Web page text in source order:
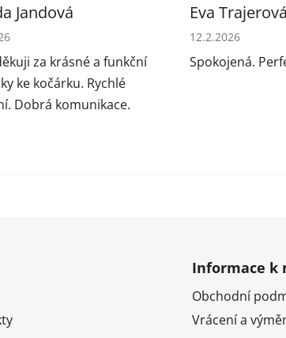
Jandová
obchodu je 5 z 5 hvězdiček.
za krásné a funkční
ke kočárku. Rychlé
Dobrá komunikace.
Eva Trajerová
Hodnocení
12.2.2026
Spokojená.
Informace k
Obchodní
Vrácení a